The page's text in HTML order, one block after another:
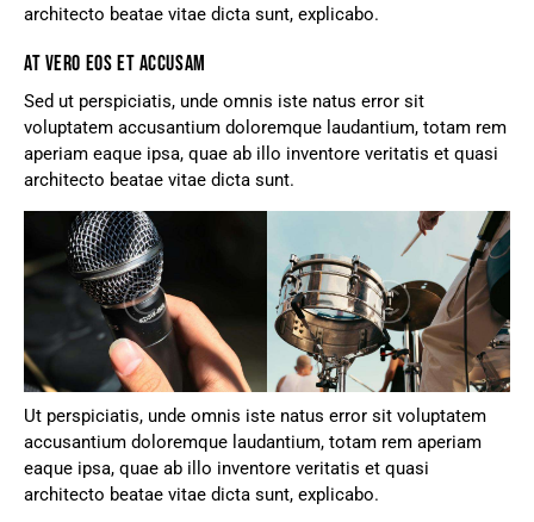
architecto beatae vitae dicta sunt, explicabo.
AT VERO EOS ET ACCUSAM
Sed ut perspiciatis, unde omnis iste natus error sit
voluptatem accusantium doloremque laudantium, totam rem
aperiam eaque ipsa, quae ab illo inventore veritatis et quasi
architecto beatae vitae dicta sunt.
Ut perspiciatis, unde omnis iste natus error sit voluptatem
accusantium doloremque laudantium, totam rem aperiam
eaque ipsa, quae ab illo inventore veritatis et quasi
architecto beatae vitae dicta sunt, explicabo.